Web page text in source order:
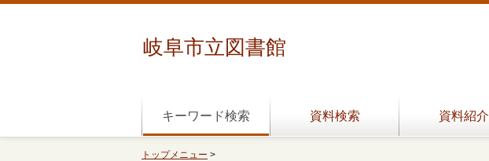
岐阜市立図書館
キーワード検索 資料検索 資料紹介
トップメニュー >